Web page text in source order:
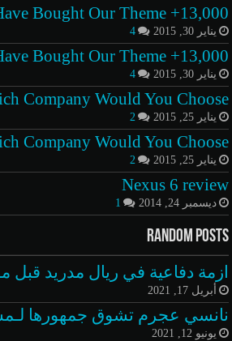
13,000+ People Have Bought Our Theme
يناير 30, 2015 4
13,000+ People Have Bought Our Theme
يناير 30, 2015 4
Company Would You Choose?
يناير 25, 2015 2
Company Would You Choose?
يناير 25, 2015 2
Nexus 6 review
ديسمبر 24, 2014 1
Random Posts
ازمة دفاعية في ريال مدريد قبل
أبريل 17, 2021
نانسي عجرم تشوق جمهورها
يونيو 12, 2021